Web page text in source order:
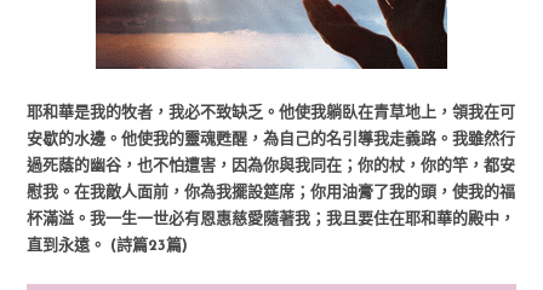
耶和華是我的牧者，我必不致缺乏。他使我躺臥在青草地上，領我在可
安歇的水邊。他使我的靈魂甦醒，為自己的名引導我走義路。我雖然行
過死蔭的幽谷，也不怕遭害，因為你與我同在；你的杖，你的竿，都安
慰我。在我敵人面前，你為我擺設筵席；你用油膏了我的頭，使我的福
杯滿溢。我一生一世必有恩惠慈愛隨著我；我且要住在耶和華的殿中，
直到永遠。 (詩篇23篇)